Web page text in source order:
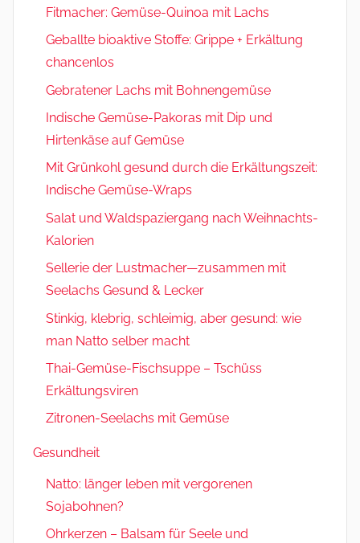
Fitmacher: Gemüse-Quinoa mit Lachs
Geballte bioaktive Stoffe: Grippe + Erkältung
chancenlos
Gebratener Lachs mit Bohnengemüse
Indische Gemüse-Pakoras mit Dip und
Hirtenkäse auf Gemüse
Mit Grünkohl gesund durch die Erkältungszeit:
Indische Gemüse-Wraps
Salat und Waldspaziergang nach Weihnachts-
Kalorien
Sellerie der Lustmacher—zusammen mit
Seelachs Gesund & Lecker
Stinkig, klebrig, schleimig, aber gesund: wie
man Natto selber macht
Thai-Gemüse-Fischsuppe – Tschüss
Erkältungsviren
Zitronen-Seelachs mit Gemüse
Gesundheit
Natto: länger leben mit vergorenen
Sojabohnen?
Ohrkerzen – Balsam für Seele und